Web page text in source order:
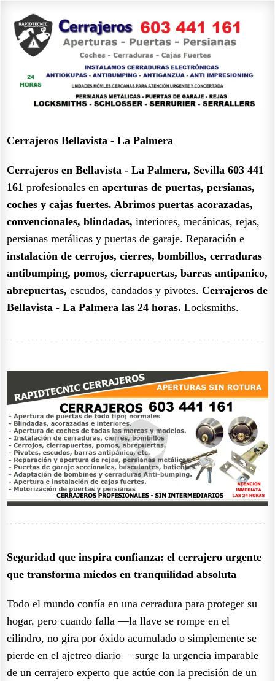
Cerrajeros Bellavista - La Palmera
Cerrajeros en Bellavista - La Palmera, Sevilla 603 441
161 profesionales en aperturas de puertas, persianas,
coches y cajas fuertes. Abrimos puertas acorazadas,
convencionales, blindadas, interiores, mecánicas, rejas,
persianas metálicas y puertas de garaje. Reparación e
instalación de cerrojos, cierres, bombillos, cerraduras
antibumping, pomos, cierrapuertas, barras antipanico,
abrepuertas, escudos, candados y pivotes. Cerrajeros de
Bellavista - La Palmera las 24 horas. Locksmiths.
Seguridad que inspira confianza: el cerrajero urgente
que transforma miedos en tranquilidad absoluta
Todo el mundo confía en una cerradura para proteger su
hogar, pero cuando falla —la llave se rompe en el
cilindro, no gira por óxido acumulado o simplemente se
pierde en el ajetreo diario— surge la urgencia imparable
de un cerrajero experto que actúe con la precisión de un